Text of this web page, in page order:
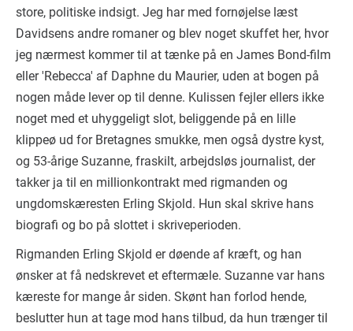
store, politiske indsigt. Jeg har med fornøjelse læst
Davidsens andre romaner og blev noget skuffet her, hvor
jeg nærmest kommer til at tænke på en James Bond-film
eller 'Rebecca' af Daphne du Maurier, uden at bogen på
nogen måde lever op til denne. Kulissen fejler ellers ikke
noget med et uhyggeligt slot, beliggende på en lille
klippeø ud for Bretagnes smukke, men også dystre kyst,
og 53-årige Suzanne, fraskilt, arbejdsløs journalist, der
takker ja til en millionkontrakt med rigmanden og
ungdomskæresten Erling Skjold. Hun skal skrive hans
biografi og bo på slottet i skriveperioden.
Rigmanden Erling Skjold er døende af kræft, og han
ønsker at få nedskrevet et eftermæle. Suzanne var hans
kæreste for mange år siden. Skønt han forlod hende,
beslutter hun at tage mod hans tilbud, da hun trænger til